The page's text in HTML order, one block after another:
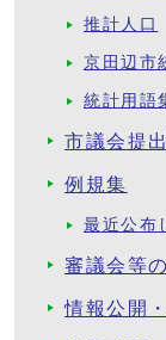
推計人口
京田辺市
統計用語
市議会提
例規集
最近公布
審議会等
情報公開